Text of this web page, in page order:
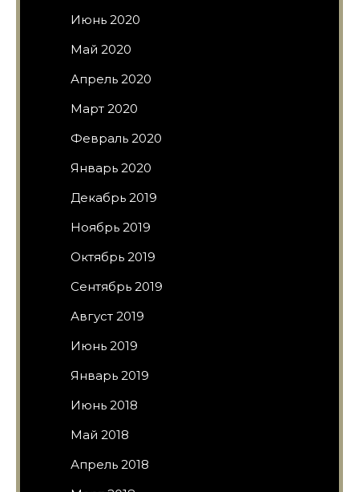
Июнь 2020
Май 2020
Апрель 2020
Март 2020
Февраль 2020
Январь 2020
Декабрь 2019
Ноябрь 2019
Октябрь 2019
Сентябрь 2019
Август 2019
Июнь 2019
Январь 2019
Июнь 2018
Май 2018
Апрель 2018